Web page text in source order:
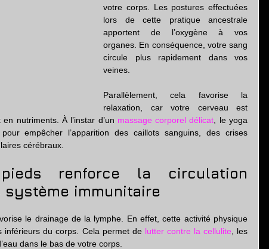
votre corps. Les postures effectuées
lors de cette pratique ancestrale
apportent de l’oxygène à vos
organes. En conséquence, votre sang
circule plus rapidement dans vos
veines.
Parallèlement, cela favorise la
relaxation, car votre cerveau est
nutriments. À l’instar d’un massage corporel délicat , le yoga
empêcher l’apparition des caillots sanguins, des crises
cérébraux.
renforce la circulation
immunitaire
le drainage de la lymphe. En effet, cette activité physique
inférieurs du corps. Cela permet de lutter contre la cellulite , les
dans le bas de votre corps.